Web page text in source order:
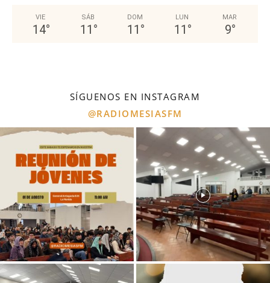
VIE
14°
SÁB
11 °
DOM
11 °
LUN
11 °
MAR
9°
SÍGUENOS EN INSTAGRAM
@RADIOMESIASFM